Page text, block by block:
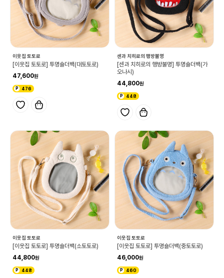
이웃집 토토로
[이웃집 토토로] 투명숄더백(대토토로)
47,600
476
센과 치히로의 행방불명
[센과 치히로의 행방불명] 투명숄더백(가
오나시)
44,800
448
이웃집 토토로
[이웃집 토토로] 투명숄더백(소토토로)
44,800
448
이웃집 토토로
[이웃집 토토로] 투명숄더백(중토토로)
46,000
460